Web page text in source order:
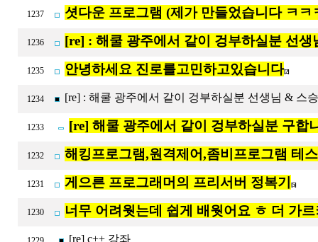
1237 셧다운 프로그램 (제가 만들었습니다 ㅋㅋ
1236 [re] : 해쿨 광주에서 같이 겅부하실분 선
1235 안녕하세요 진로를고민하고있습니다[2]
1234 [re] : 해쿨 광주에서 같이 겅부하실분 선생님 & 스
1233 [re] 해쿨 광주에서 같이 겅부하실분 구합
1232 해킹프로그램,원격제어,좀비프로그램 테
1231 게으른 프로그래머의 프리서버 정복기 [5]
1230 너무 어려웟는데 쉽게 배웟어요 ㅎ 더 가
[re] c++ 강좌